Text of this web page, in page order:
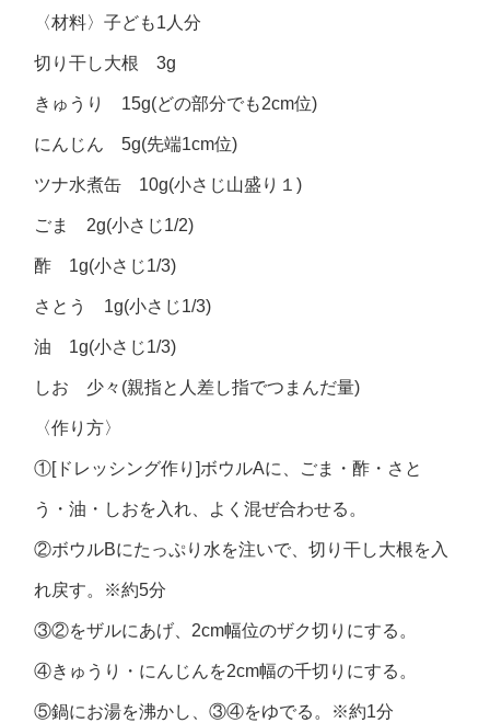
〈材料〉子ども1人分
切り干し大根 3g
きゅうり 15g(どの部分でも2cm位)
にんじん 5g(先端1cm位)
ツナ水煮缶 10g(小さじ山盛り１)
ごま 2g(小さじ1/2)
酢 1g(小さじ1/3)
さとう 1g(小さじ1/3)
油 1g(小さじ1/3)
しお 少々(親指と人差し指でつまんだ量)
〈作り方〉
①[ドレッシング作り]ボウルAに、ごま・酢・さと
う・油・しおを入れ、よく混ぜ合わせる。
②ボウルBにたっぷり水を注いで、切り干し大根を入
れ戻す。※約5分
③②をザルにあげ、2cm幅位のザク切りにする。
④きゅうり・にんじんを2cm幅の千切りにする。
⑤鍋にお湯を沸かし、③④をゆでる。※約1分